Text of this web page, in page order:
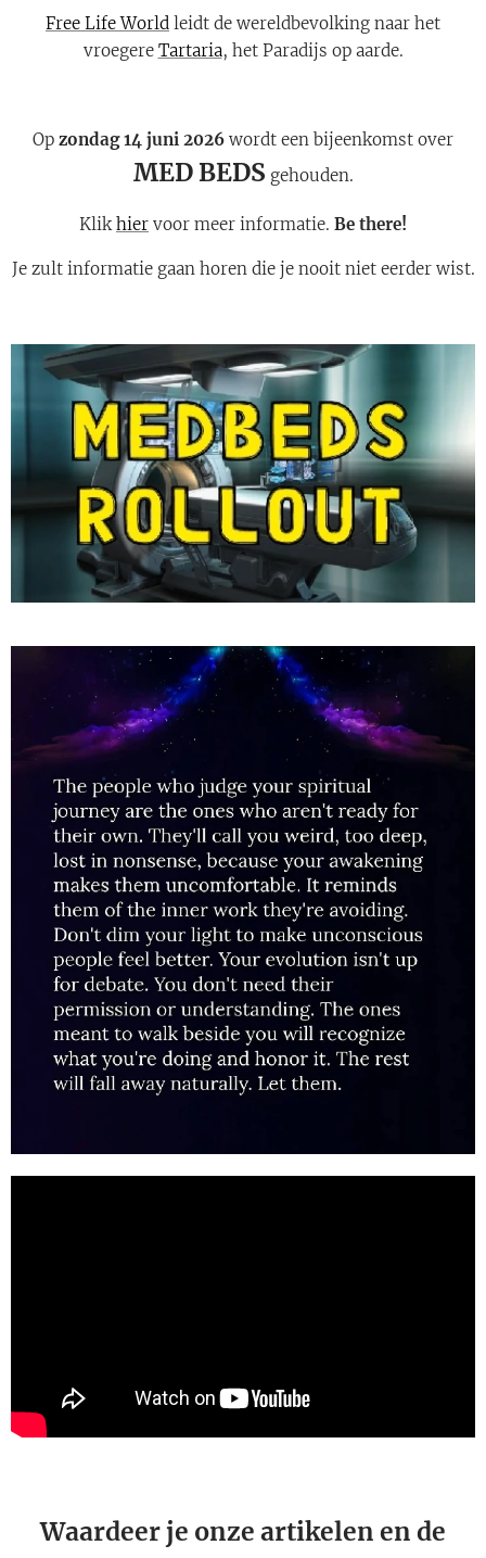
Free Life World leidt de wereldbevolking naar het
vroegere Tartaria, het Paradijs op aarde.
Op zondag 14 juni 2026 wordt een bijeenkomst over
MED BEDS gehouden.
Klikhier voor meer informatie. Be there!
Je zult informatie gaan horen die je nooit niet eerder wist.
Waardeer je onze artikelen en de